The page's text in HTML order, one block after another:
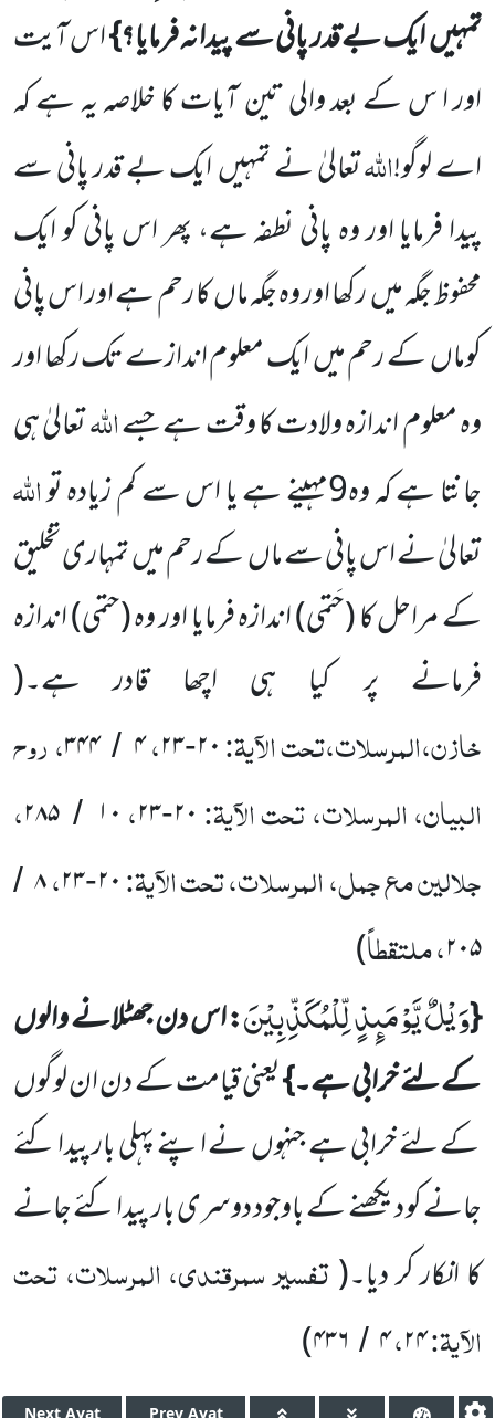
تمہیںایک بے قدر پانی سے پیدانہ فرمایا؟}اس آیت
اور ا س کے بعدوالی تین آیات کا خلاصہ یہ ہے کہ
اے لوگو!اللّٰہتعالیٰ نے تمہیںایک بے قدر پانی سے
پیدا فرمایا اور وہ پانی نطفہ ہے، پھر اس پانی کو ایک
محفوظ جگہ میںرکھا اور وہ جگہ ماںکا رحم ہے اور اس پانی
کوماںکے رحم میںایک معلوم اندازے تک رکھا اور
وہ معلوم اندازہ ولادت کا وقت ہے جسےاللّٰہتعالیٰ ہی
جانتا ہے کہ وہ9مہینے ہے یا اس سے کم زیادہ تواللّٰہ
تعالیٰ نے اسپانی سے ماںکے رحم میںتمہاری تخلیق
کے مراحل کا(حَتمی)اندازہ فرمایا اور وہ(حتمی)اندازہ
فرمانے پر کیا ہی اچھا قادر ہے۔(
خازن،المرسلات،تحت الآیۃ:۲۰-۲۳،۴ /۳۴۴، روح
البیان، المرسلات، تحت الآیۃ:۲۰-۲۳،۱۰ / ۲۸۵،
جلالین مع جمل، المرسلات، تحت الآیۃ:۲۰-۲۳،۸/
۲۰۵، ملتقطاً)
{وَیْلٌ یَّوْمَىٕذٍ لِّلْمُكَذِّبِیْنَ:اس دن جھٹلانے والوں
کے لئے خرابی ہے۔}یعنی قیامت کے دن ان لوگوں
کے لئے خرابی ہے جنہوںنے اپنے پہلی بار پیدا کئے
جانے کو دیکھنے کے باوجود دوسری بار پیدا کئے جانے
کا انکار کر دیا۔(تفسیر سمرقندی، المرسلات، تحت
الآیۃ:۲۴،۴ / ۴۳۶)
Next Ayat Prev Ayat